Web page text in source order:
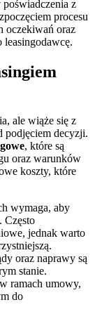
z
procesu
oczekiwań oraz
leasingodawcę.
ale wiąże się z
podjęciem decyzji.
, które są
oraz warunków
koszty, które
wymaga, aby
Często
jednak warto
oraz naprawy są
stanie.
ramach umowy,
do